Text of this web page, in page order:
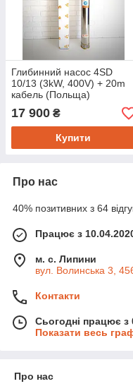
Глибинний насос 4SD
10/13 (3kW, 400V) + 20m
кабель (Польща)
17 900 ₴
Купити
Про нас
40% позитивних з 64
Працює з
м. с. Липини
вул. Волинська 3,
Контакти
Сьогодні працює з
Показати весь
Про нас